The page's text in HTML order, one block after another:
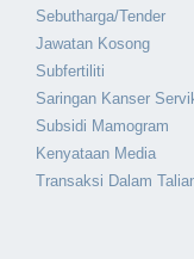
Sebutharga/Tender
Jawatan Kosong
Subfertiliti
Saringan Kanser
Subsidi Mamogram
Kenyataan Media
Transaksi Dalam